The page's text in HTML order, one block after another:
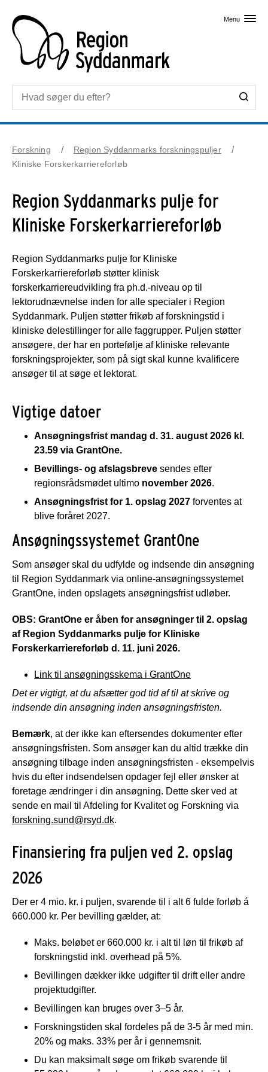
Menu
Forskning
Region Syddanmarks forskningspuljer
Kliniske Forskerkarriereforløb
Region Syddanmarks pulje for
Kliniske Forskerkarriereforløb
Region Syddanmarks pulje for Kliniske
Forskerkarriereforløb støtter klinisk
forskerkarriereudvikling fra ph.d.-niveau op til
lektorudnævnelse inden for alle specialer i Region
Syddanmark. Puljen støtter frikøb af forskningstid i
kliniske delestillinger for alle faggrupper. Puljen støtter
ansøgere, der har en portefølje af kliniske relevante
forskningsprojekter, som på sigt skal kunne kvalificere
ansøger til at søge et lektorat.
Vigtige datoer
Ansøgningsfrist mandag d. 31. august 2026 kl.
23.59 via GrantOne.
Bevillings- og afslagsbreve sendes efter
regionsrådsmødet ultimo november 2026.
Ansøgningsfrist for 1. opslag 2027 forventes at
blive foråret 2027.
Ansøgningssystemet GrantOne
Som ansøger skal du udfylde og indsende din ansøgning
til Region Syddanmark via online-ansøgningssystemet
GrantOne, inden opslagets ansøgningsfrist udløber.
OBS: GrantOne er åben for ansøgninger til 2. opslag
af Region Syddanmarks pulje for Kliniske
Forskerkarriereforløb d. 11. juni 2026.
Link til ansøgningsskema i GrantOne
Det er vigtigt, at du afsætter god tid af til at skrive og
indsende din ansøgning inden ansøgningsfristen.
Bemærk, at der ikke kan eftersendes dokumenter efter
ansøgningsfristen. Som ansøger kan du altid trække din
ansøgning tilbage inden ansøgningsfristen - eksempelvis
hvis du efter indsendelsen opdager fejl eller ønsker at
foretage ændringer i din ansøgning. Dette sker ved at
sende en mail til Afdeling for Kvalitet og Forskning via
forskning.sund@rsyd.dk.
Finansiering fra puljen ved 2. opslag
2026
Der er 4 mio. kr. i puljen, svarende til i alt 6 fulde forløb á
660.000 kr. Per bevilling gælder, at:
Maks. beløbet er 660.000 kr. i alt til løn til frikøb af
forskningstid inkl. overhead på 5%.
Bevillingen dækker ikke udgifter til drift eller andre
projektudgifter.
Bevillingen kan bruges over 3–5 år.
Forskningstiden skal fordeles på de 3-5 år med min.
20% og maks. 33% per år i gennemsnit.
Du kan maksimalt søge om frikøb svarende til